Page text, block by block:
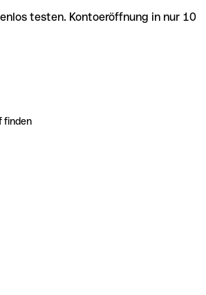
testen. Kontoeröffnung in nur 10
finden